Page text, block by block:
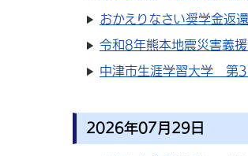
おかえりなさい奨学金返
令和8年熊本地震災害義
中津市生涯学習大学 第3
2026年07月29日